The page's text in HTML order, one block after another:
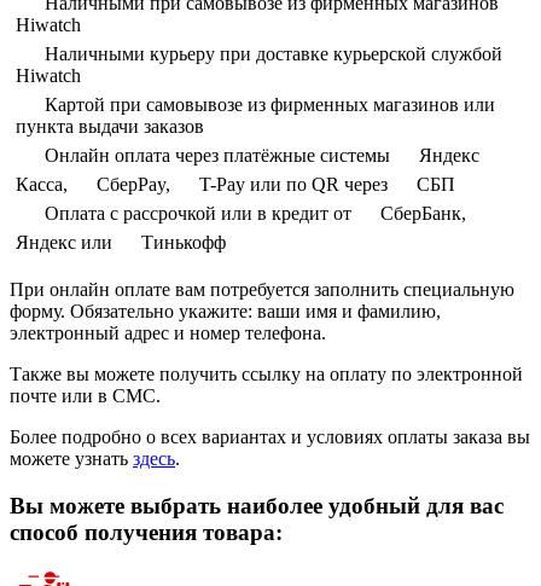
Hiwatch
Наличными курьеру при доставке курьерской службой
Hiwatch
Картой при самовывозе из фирменных магазинов или
пункта выдачи заказов
Онлайн оплата через платёжные системы
Яндекс
Касса,
СберPay, T-Pay или по QR через
СБП
Оплата с рассрочкой или в кредит от
СберБанк,
Яндекс или
Тинькофф
При онлайн оплате вам потребуется заполнить специальную
форму. Обязательно укажите: ваши имя и фамилию,
электронный адрес и номер телефона.
Также вы можете получить ссылку на оплату по электронной
почте или в СМС.
Более подробно о всех вариантах и условиях оплаты заказа вы
можете узнать здесь.
Вы можете выбрать наиболее удобный для вас
способ получения товара: